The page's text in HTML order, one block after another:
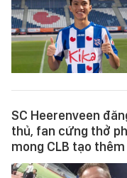
SC Heerenveen
thủ, fan cứng thở
mong CLB tạo